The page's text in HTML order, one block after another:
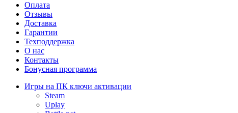
Оплата
Отзывы
Доставка
Гарантии
Техподдержка
О нас
Контакты
Бонусная программа
Игры на ПК ключи активации
Steam
Uplay